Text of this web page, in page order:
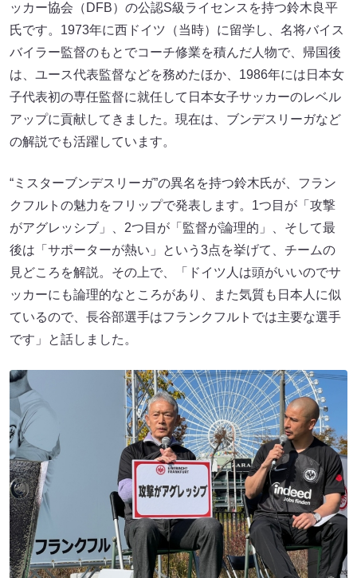
ッカー協会（DFB）の公認S級ライセンスを持つ鈴木良平
氏です。1973年に西ドイツ（当時）に留学し、名将バイス
バイラー監督のもとでコーチ修業を積んだ人物で、帰国後
は、ユース代表監督などを務めたほか、1986年には日本女
子代表初の専任監督に就任して日本女子サッカーのレベル
アップに貢献してきました。現在は、ブンデスリーガなど
の解説でも活躍しています。
“ミスターブンデスリーガ”の異名を持つ鈴木氏が、フラン
クフルトの魅力をフリップで発表します。1つ目が「攻撃
がアグレッシブ」、2つ目が「監督が論理的」、そして最
後は「サポーターが熱い」という3点を挙げて、チームの
見どころを解説。その上で、「ドイツ人は頭がいいのでサ
ッカーにも論理的なところがあり、また気質も日本人に似
ているので、長谷部選手はフランクフルトでは主要な選手
です」と話しました。